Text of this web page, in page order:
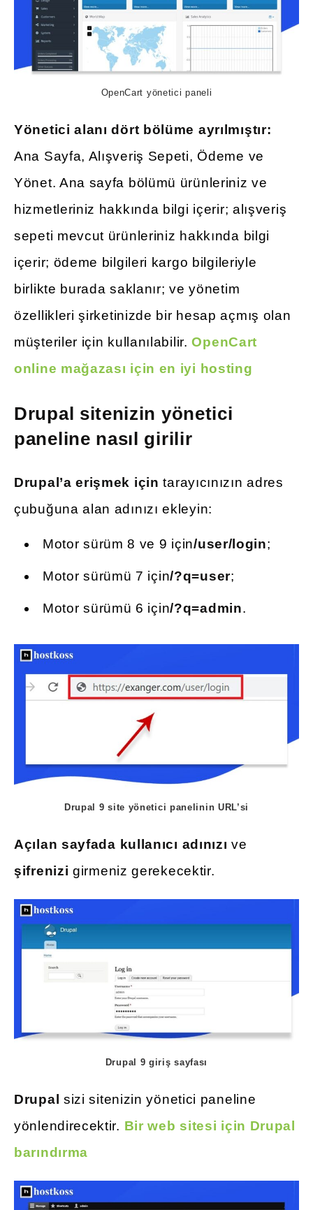
OpenCart yönetici paneli
Yönetici alanı dört bölüme ayrılmıştır:
Ana Sayfa, Alışveriş Sepeti, Ödeme ve
Yönet. Ana sayfa bölümü ürünleriniz ve
hizmetleriniz hakkında bilgi içerir; alışveriş
sepeti mevcut ürünleriniz hakkında bilgi
içerir; ödeme bilgileri kargo bilgileriyle
birlikte burada saklanır; ve yönetim
özellikleri şirketinizde bir hesap açmış olan
müşteriler için kullanılabilir.OpenCart
online mağazası için en iyi hosting
Drupal sitenizin yönetici
paneline nasıl girilir
Drupal’a erişmek için tarayıcınızın adres
çubuğuna alan adınızı ekleyin:
Motor sürüm 8 ve 9 için/user/login;
Motor sürümü 7 için/?q=user;
Motor sürümü 6 için/?q=admin.
Drupal 9 site yönetici panelinin URL’si
Açılan sayfada kullanıcı adınızı ve
şifrenizi girmeniz gerekecektir.
Drupal 9 giriş sayfası
Drupal sizi sitenizin yönetici paneline
yönlendirecektir. Bir web sitesi için Drupal
barındırma